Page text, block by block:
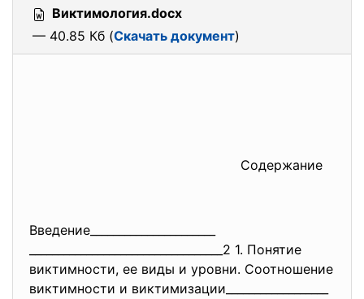
Виктимология.docx
— 40.85 Кб (Скачать документ)
Содержание
Введение______________________
____2 1. Понятие
виктимности, ее виды и уровни. Соотношение
виктимности и виктимизации__________________